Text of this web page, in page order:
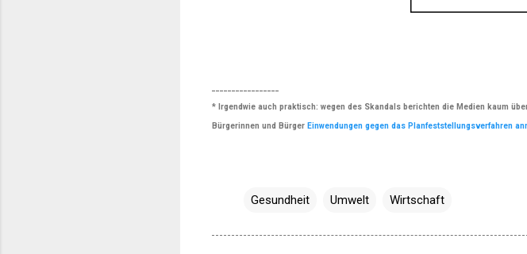
* Irgendwie auch praktisch: wegen des Skandals berichten die Medien kaum
Bürgerinnen und Bürger Einwendungen gegen das Planfeststellungsverfahren
Gesundheit Umwelt Wirtschaft